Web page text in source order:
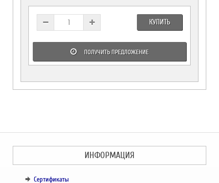
КУПИТЬ
ПОЛУЧИТЬ ПРЕДЛОЖЕНИЕ
ИНФОРМАЦИЯ
Сертификаты